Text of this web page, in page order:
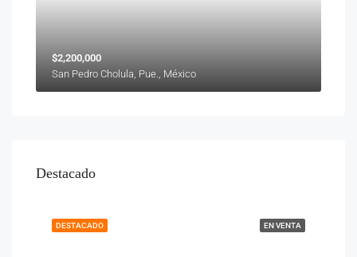
$2,200,000
San Pedro Cholula, Pue., México
Destacado
EN VENTA
DESTACADO